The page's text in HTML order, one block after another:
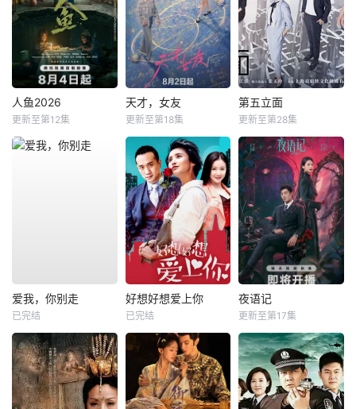
人鱼2026
更新至第12集
天才，女友
更新至第18集
第五立面
更新至第28集
爱我，你别走
已完结
好想好想爱上你
已完结
夜语记
更新至第17集